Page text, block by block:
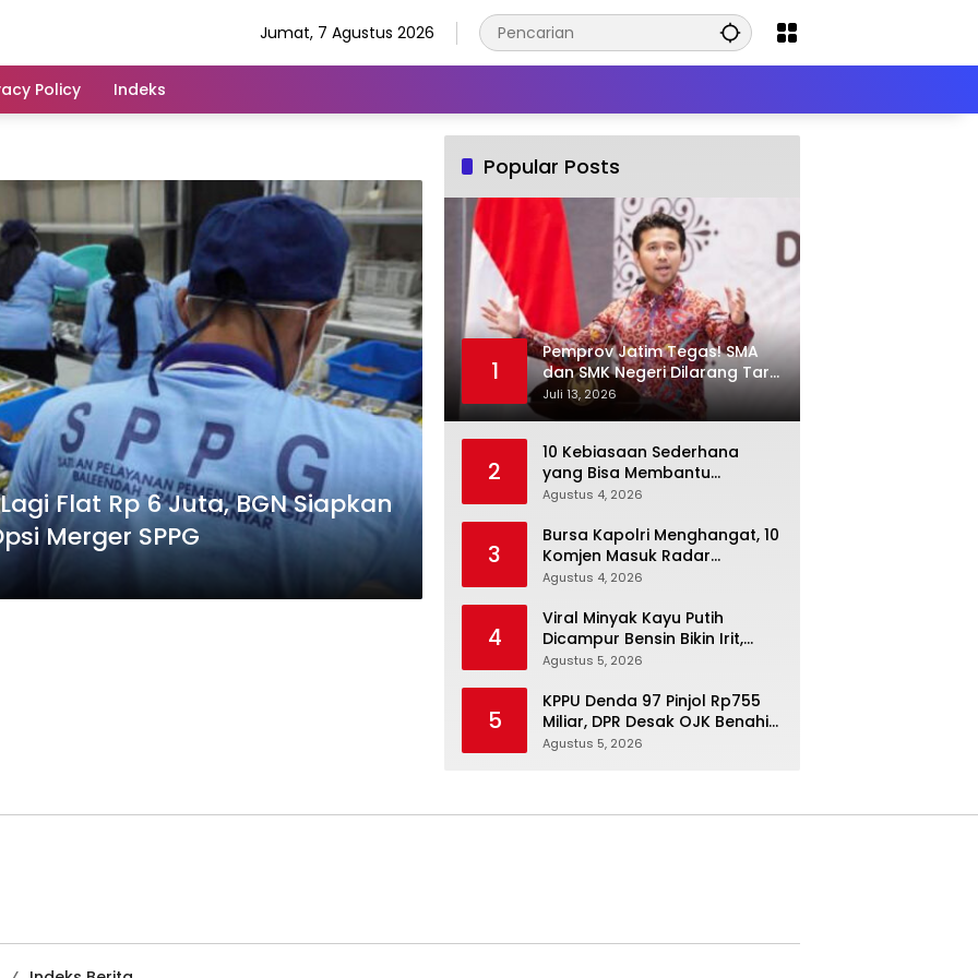
Jumat, 7 Agustus 2026
Policy Indeks
Flat Rp 6 Juta, BGN Siapkan
Merger SPPG
Popular Posts
1
Pemprov Jatim Tegas! SMA
dan SMK Negeri Dilarang Tarik
Iuran Wajib dan Paksa Beli
Seragam
Juli 13, 2026
2
10 Kebiasaan Sederhana
yang Bisa Membantu
Menurunkan Berat Badan
Agustus 4, 2026
3
Bursa Kapolri Menghangat, 10
Komjen Masuk Radar
Pengganti Listyo Sigit
Agustus 4, 2026
4
Viral Minyak Kayu Putih
Dicampur Bensin Bikin Irit,
Pakar IPB Buka Fakta
Agustus 5, 2026
5
KPPU Denda 97 Pinjol Rp755
Miliar, DPR Desak OJK Benahi
Tata Kelola dan Lindungi
Agustus 5, 2026